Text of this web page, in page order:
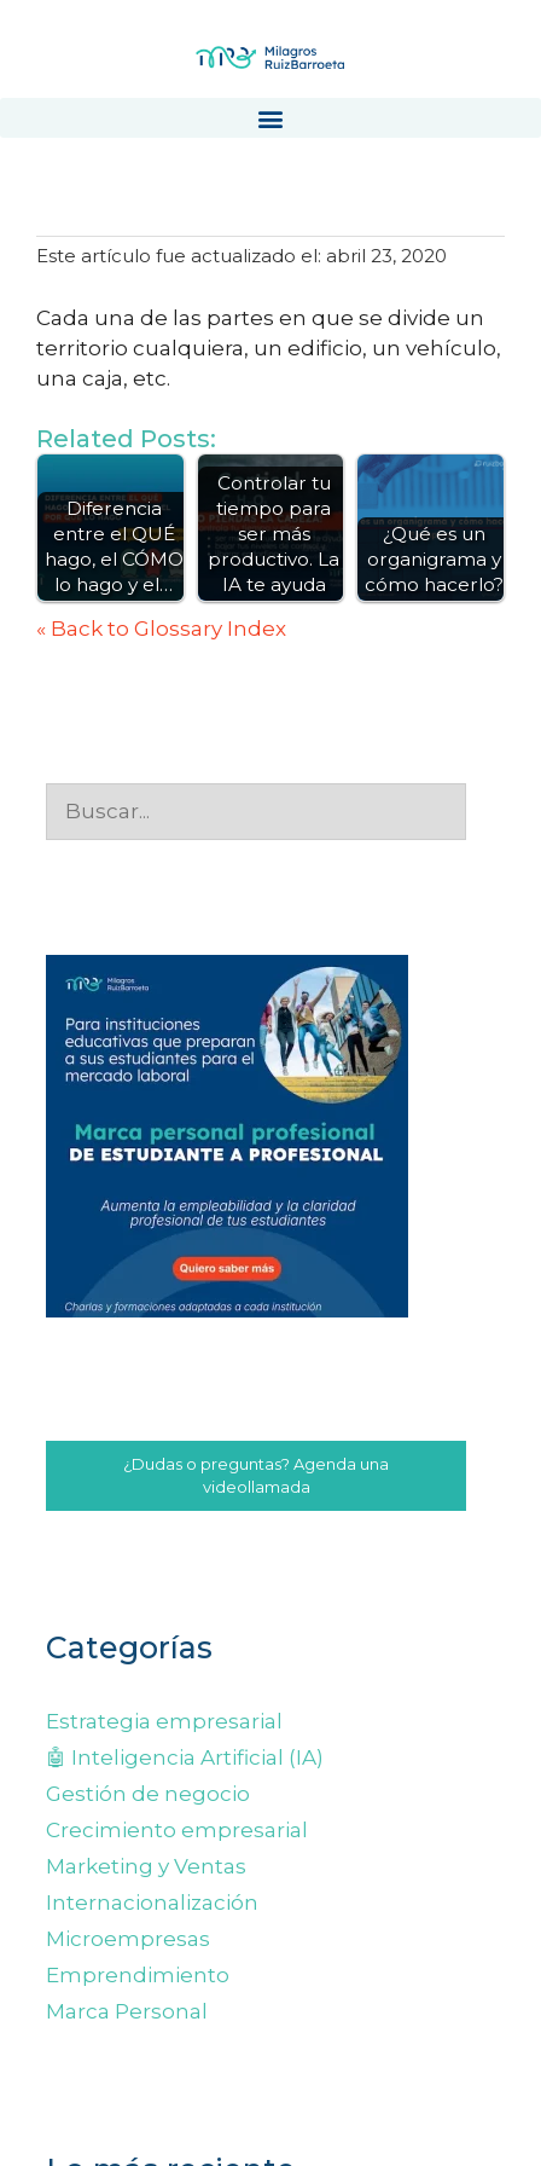
Este artículo fue actualizado el: abril 23, 2020
Cada una de las partes en que se divide un
territorio cualquiera, un edificio, un vehículo,
una caja, etc.
Related Posts:
Diferencia
entre el QUÉ
hago, el CÓMO
lo hago y el…
Controlar tu
tiempo para
ser más
productivo. La
IA te ayuda
¿Qué es un
organigrama y
cómo hacerlo?
« Back to Glossary Index
¿Dudas o preguntas? Agenda una
videollamada
Categorías
Estrategia empresarial
🤖 Inteligencia Artificial (IA)
Gestión de negocio
Crecimiento empresarial
Marketing y Ventas
Internacionalización
Microempresas
Emprendimiento
Marca Personal